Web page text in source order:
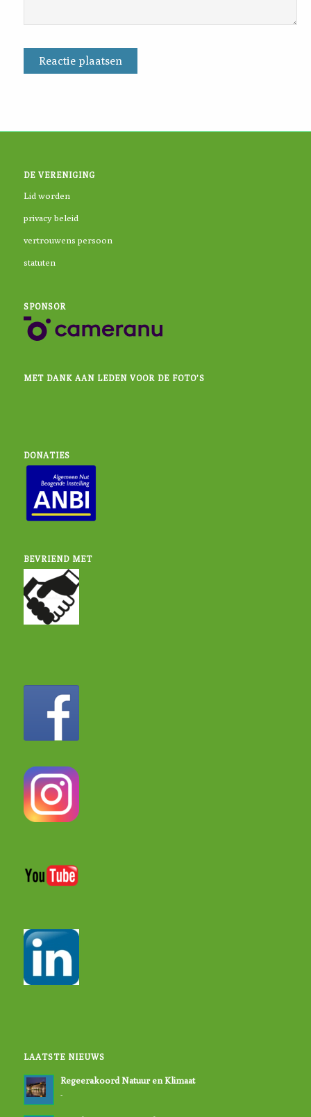
DE VERENIGING
Lid worden
privacy beleid
vertrouwens persoon
statuten
SPONSOR
MET DANK AAN LEDEN VOOR DE FOTO’S
DONATIES
BEVRIEND MET
LAATSTE NIEUWS
Regeerakoord Natuur en Klimaat
-